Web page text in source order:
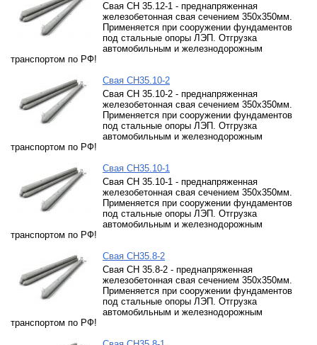
Свая СН 35.12-1 - преднапряженная
железобетонная свая сечением 350х350мм.
Применяется при сооружении фундаментов
под стальные опоры ЛЭП. Отгрузка
автомобильным и железнодорожным
транспортом по РФ!
Свая СН35.10-2
Свая СН 35.10-2 - преднапряженная
железобетонная свая сечением 350х350мм.
Применяется при сооружении фундаментов
под стальные опоры ЛЭП. Отгрузка
автомобильным и железнодорожным
транспортом по РФ!
Свая СН35.10-1
Свая СН 35.10-1 - преднапряженная
железобетонная свая сечением 350х350мм.
Применяется при сооружении фундаментов
под стальные опоры ЛЭП. Отгрузка
автомобильным и железнодорожным
транспортом по РФ!
Свая СН35.8-2
Свая СН 35.8-2 - преднапряженная
железобетонная свая сечением 350х350мм.
Применяется при сооружении фундаментов
под стальные опоры ЛЭП. Отгрузка
автомобильным и железнодорожным
транспортом по РФ!